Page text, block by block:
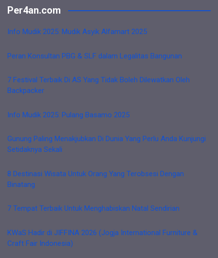
Per4an.com
Info Mudik 2025: Mudik Asyik Alfamart 2025
Peran Konsultan PBG & SLF dalam Legalitas Bangunan
7 Festival Terbaik Di AS Yang Tidak Boleh Dilewatkan Oleh
Backpacker
Info Mudik 2025: Pulang Basamo 2025
Gunung Paling Menakjubkan Di Dunia Yang Perlu Anda Kunjungi
Setidaknya Sekali
8 Destinasi Wisata Untuk Orang Yang Terobsesi Dengan
Binatang
7 Tempat Terbaik Untuk Menghabiskan Natal Sendirian
KWaS Hadir di JIFFINA 2026 (Jogja International Furniture &
Craft Fair Indonesia)